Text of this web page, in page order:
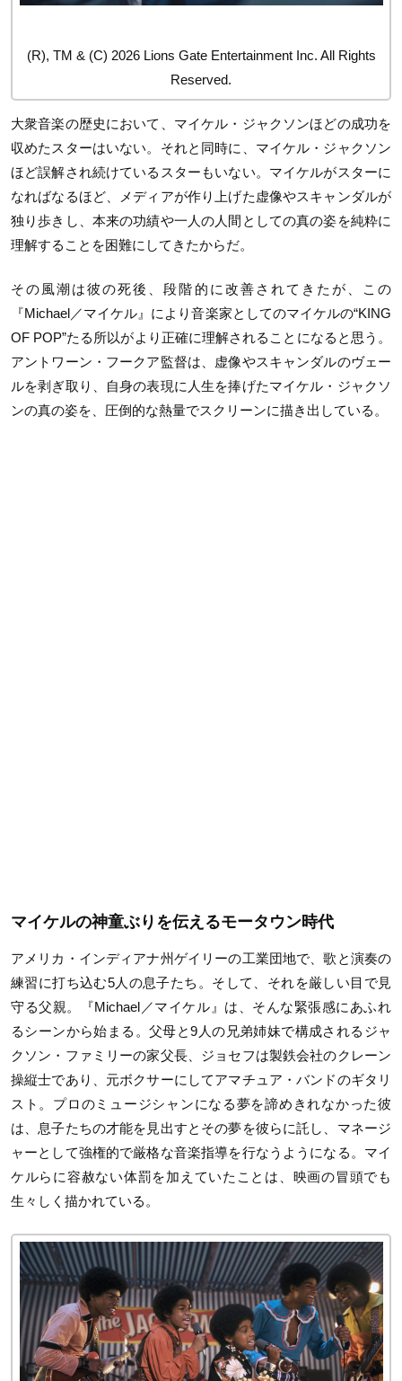
(R), TM & (C) 2026 Lions Gate Entertainment Inc. All Rights
Reserved.
大衆音楽の歴史において、マイケル・ジャクソンほどの成功を
収めたスターはいない。それと同時に、マイケル・ジャクソン
ほど誤解され続けているスターもいない。マイケルがスターに
なればなるほど、メディアが作り上げた虚像やスキャンダルが
独り歩きし、本来の功績や一人の人間としての真の姿を純粋に
理解することを困難にしてきたからだ。
その風潮は彼の死後、段階的に改善されてきたが、この
『Michael／マイケル』により音楽家としてのマイケルの“KING
OF POP”たる所以がより正確に理解されることになると思う。
アントワーン・フークア監督は、虚像やスキャンダルのヴェー
ルを剥ぎ取り、自身の表現に人生を捧げたマイケル・ジャクソ
ンの真の姿を、圧倒的な熱量でスクリーンに描き出している。
マイケルの神童ぶりを伝えるモータウン時代
アメリカ・インディアナ州ゲイリーの工業団地で、歌と演奏の
練習に打ち込む5人の息子たち。そして、それを厳しい目で見
守る父親。『Michael／マイケル』は、そんな緊張感にあふれ
るシーンから始まる。父母と9人の兄弟姉妹で構成されるジャ
クソン・ファミリーの家父長、ジョセフは製鉄会社のクレーン
操縦士であり、元ボクサーにしてアマチュア・バンドのギタリ
スト。プロのミュージシャンになる夢を諦めきれなかった彼
は、息子たちの才能を見出すとその夢を彼らに託し、マネージ
ャーとして強権的で厳格な音楽指導を行なうようになる。マイ
ケルらに容赦ない体罰を加えていたことは、映画の冒頭でも
生々しく描かれている。